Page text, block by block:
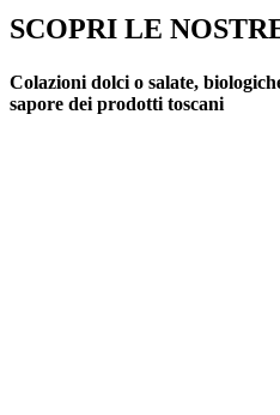
SCOPRI LE
Colazioni dolci o salate,
sapore dei prodotti toscani